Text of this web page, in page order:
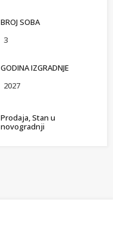
BROJ SOBA
3
GODINA IZGRADNJE
2027
Prodaja, Stan u
novogradnji